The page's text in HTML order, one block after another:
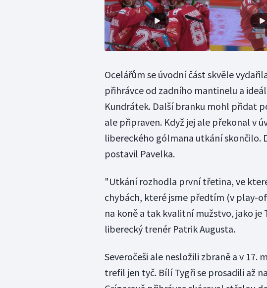
Ocelářům se úvodní část skvěle
přihrávce od zadního mantinelu a
Kundrátek. Další branku mohl přidat
ale připraven. Když jej ale překonal v
libereckého gólmana utkání skončilo.
postavil Pavelka.
"Utkání rozhodla první třetina, ve
chybách, které jsme předtím (v play-
na koně a tak kvalitní mužstvo, jako
liberecký trenér Patrik Augusta.
Severočeši ale nesložili zbraně a v 17.
trefil jen tyč. Bílí Tygři se prosadili až